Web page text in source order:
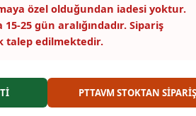
özel olduğundan iadesi yoktur.
25 gün aralığındadır. Sipariş
talep edilmektedir.
PTTAVM STOKTAN SİPARİŞ